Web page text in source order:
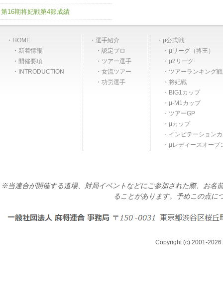
第16期将妃戦第4節成績
HOME
新着情報
開催要項
INTRODUCTION
選手紹介
認定プロ
ツアー選手
女流ツアー
功労選手
μ公式戦
μリーグ（将王）
μ2リーグ
ツアーランキング
将妃戦
BIG1カップ
μ-M1カップ
ツアーGP
μカップ
インビテーション
μレディースオープ
※当連合が開催する道場、対局イベントなどにご参加された際、お名
ることがあります。予めこの点に
Copyright (c) 2001-